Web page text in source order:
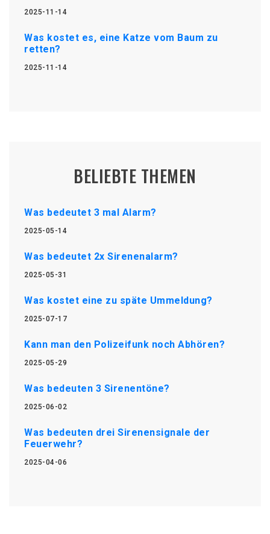
2025-11-14
Was kostet es, eine Katze vom Baum zu
retten?
2025-11-14
BELIEBTE THEMEN
Was bedeutet 3 mal Alarm?
2025-05-14
Was bedeutet 2x Sirenenalarm?
2025-05-31
Was kostet eine zu späte Ummeldung?
2025-07-17
Kann man den Polizeifunk noch Abhören?
2025-05-29
Was bedeuten 3 Sirenentöne?
2025-06-02
Was bedeuten drei Sirenensignale der
Feuerwehr?
2025-04-06